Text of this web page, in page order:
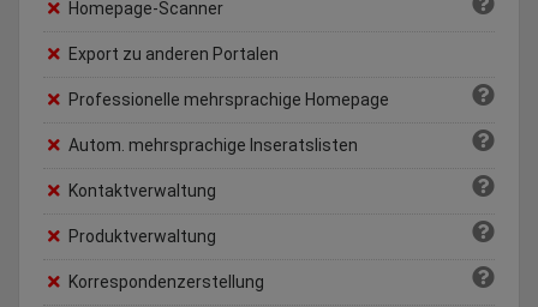
Homepage-Scanner
Export zu anderen Portalen
Professionelle mehrsprachige Homepage
Autom. mehrsprachige Inseratslisten
Kontaktverwaltung
Produktverwaltung
Korrespondenzerstellung